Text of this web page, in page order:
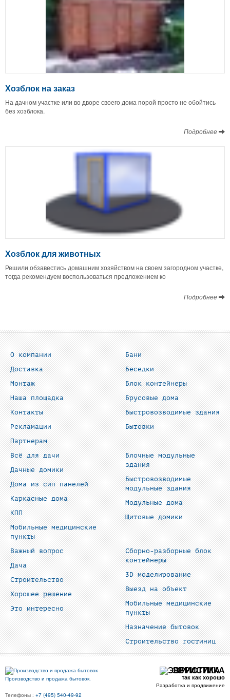
Хозблок на заказ
На дачном участке или во дворе своего дома порой просто не обойтись
без хозблока.
Подробнее
Хозблок для животных
Решили обзавестись домашним хозяйством на своем загородном участке,
тогда рекомендуем воспользоваться предложением ко
Подробнее
О компании
Доставка
Монтаж
Наша площадка
Контакты
Рекламации
Партнерам
Бани
Беседки
Блок контейнеры
Брусовые дома
Быстровозводимые здания
Бытовки
Всё для дачи
Дачные домики
Дома из сип панелей
Каркасные дома
КПП
Мобильные медицинские
пункты
Блочные модульные
здания
Быстровозводимые
модульные здания
Модульные дома
Щитовые домики
Важный вопрос
Дача
Строительство
Хорошее решение
Это интересно
Сборно-разборные блок
контейнеры
3D моделирование
Выезд на объект
Мобильные медицинские
пункты
Назначение бытовок
Строительство гостиниц
Производство и продажа бытовок.
ЭВРИСТИКА
так как хорошо
Разработка и продвижение
Телефоны : +7 (495) 540-49-92